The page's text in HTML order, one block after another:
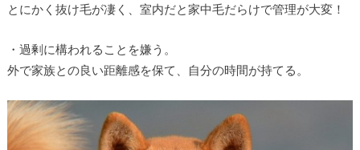
とにかく抜け毛が凄く、室内だと家中毛だらけで管理が大変！
・過剰に構われることを嫌う。
外で家族との良い距離感を保て、自分の時間が持てる。